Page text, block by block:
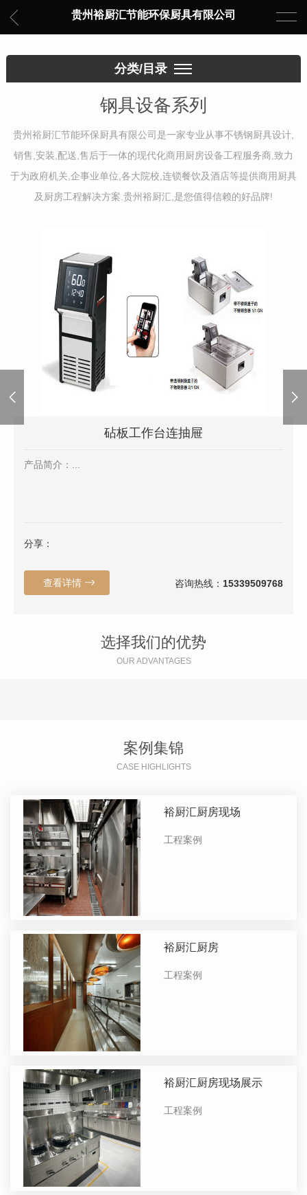
贵州裕厨汇节能环保厨具有限公司
分类/目录
钢具设备系列
贵州裕厨汇节能环保厨具有限公司是一家专业从事不锈钢厨具设计,
销售,安装,配送,售后于一体的现代化商用厨房设备工程服务商,致力
于为政府机关,企事业单位,各大院校,连锁餐饮及酒店等提供商用厨具
及厨房工程解决方案.贵州裕厨汇,是您值得信赖的好品牌!
砧板工作台连抽屉
产品简介：...
分享：
查看详情 咨询热线： 15339509768
选择我们的优势
OUR ADVANTAGES
案例集锦
CASE HIGHLIGHTS
裕厨汇厨房现场
工程案例
裕厨汇厨房
工程案例
裕厨汇厨房现场展示
工程案例